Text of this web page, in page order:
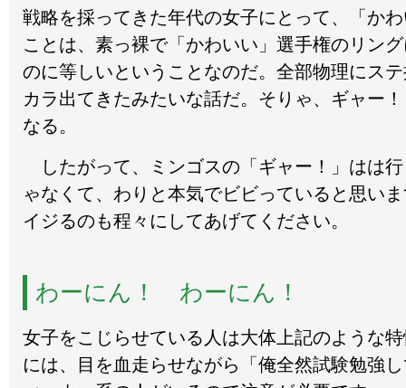
戦略を採ってきた年代の女子にとって、「か
ことは、素っ裸で「かわいい」選手権のリン
のに等しいということなのだ。全部物理にス
カラ出てきたみたいな話だ。そりゃ、ギャー
なる。
したがって、ミンゴスの「ギャー！」はは
ゃなくて、わりと本気でビビっていると思い
イジるのも程々にしてあげてください。
わーにん！ わーにん！
女子をこじらせている人は大体上記のような
には、目を血走らせながら「俺全然試験勉強